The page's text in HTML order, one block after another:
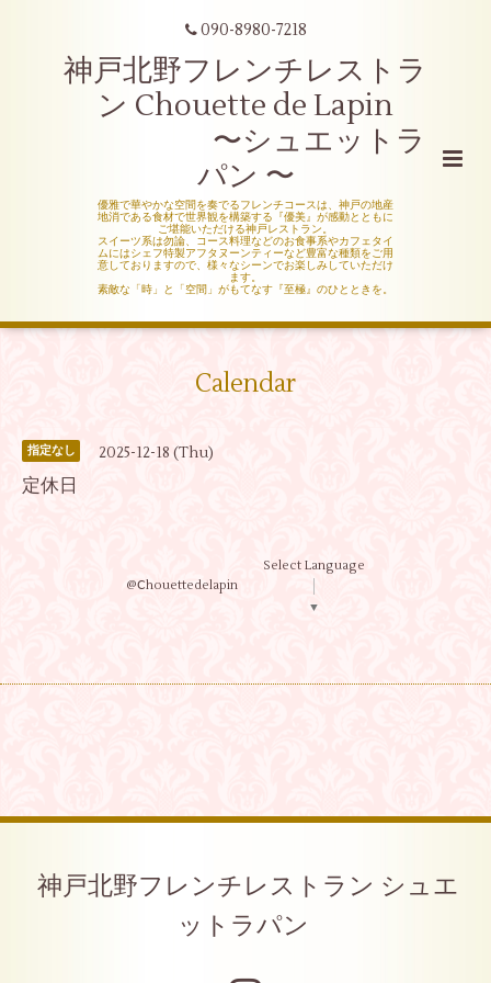
090-8980-7218
神戸北野フレンチレストラ
ン Chouette de Lapin
〜シュエットラ
パン 〜
優雅で華やかな空間を奏でるフレンチコースは、神戸の地産
地消である食材で世界観を構築する『優美』が感動とともに
ご堪能いただける神戸レストラン。
スイーツ系は勿論、コース料理などのお食事系やカフェタイ
ムにはシェフ特製アフタヌーンティーなど豊富な種類をご用
意しておりますので、様々なシーンでお楽しみしていただけ
ます。
素敵な「時」と「空間」がもてなす『至極』のひとときを。
Calendar
指定なし 2025-12-18 (Thu)
定休日
@Ⅽhouettedelapin
Select Language
▼
神戸北野フレンチレストラン シュエ
ットラパン